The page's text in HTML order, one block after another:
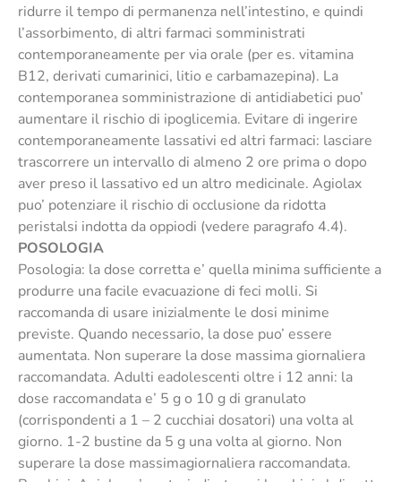
ridurre il tempo di permanenza nell’intestino, e quindi
l’assorbimento, di altri farmaci somministrati
contemporaneamente per via orale (per es. vitamina
B12, derivati cumarinici, litio e carbamazepina). La
contemporanea somministrazione di antidiabetici puo’
aumentare il rischio di ipoglicemia. Evitare di ingerire
contemporaneamente lassativi ed altri farmaci: lasciare
trascorrere un intervallo di almeno 2 ore prima o dopo
aver preso il lassativo ed un altro medicinale. Agiolax
puo’ potenziare il rischio di occlusione da ridotta
peristalsi indotta da oppiodi (vedere paragrafo 4.4).
POSOLOGIA
Posologia: la dose corretta e’ quella minima sufficiente a
produrre una facile evacuazione di feci molli. Si
raccomanda di usare inizialmente le dosi minime
previste. Quando necessario, la dose puo’ essere
aumentata. Non superare la dose massima giornaliera
raccomandata. Adulti eadolescenti oltre i 12 anni: la
dose raccomandata e’ 5 g o 10 g di granulato
(corrispondenti a 1 – 2 cucchiai dosatori) una volta al
giorno. 1-2 bustine da 5 g una volta al giorno. Non
superare la dose massimagiornaliera raccomandata.